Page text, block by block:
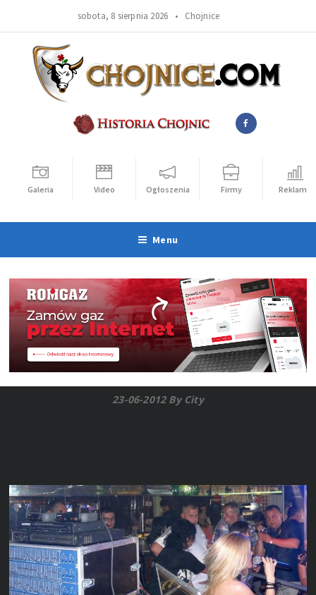
sobota, 8 sierpnia 2026 • Chojnice
Galeria Video Ogłoszenia Firmy Reklama
Menu
23-06-2012 By City